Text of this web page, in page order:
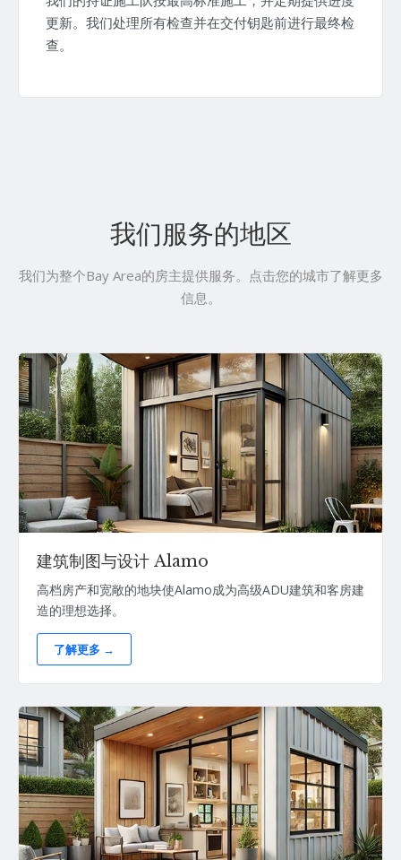
更新。我们处理所有检查并在交付钥匙前进行最终检
查。
我们服务的地区
我们为整个Bay Area的房主提供服务。点击您的城市了解更多
信息。
建筑制图与设计 Alamo
高档房产和宽敞的地块使Alamo成为高级ADU建筑和客房建
造的理想选择。
了解更多 →